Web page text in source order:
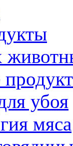
убоя
мяса